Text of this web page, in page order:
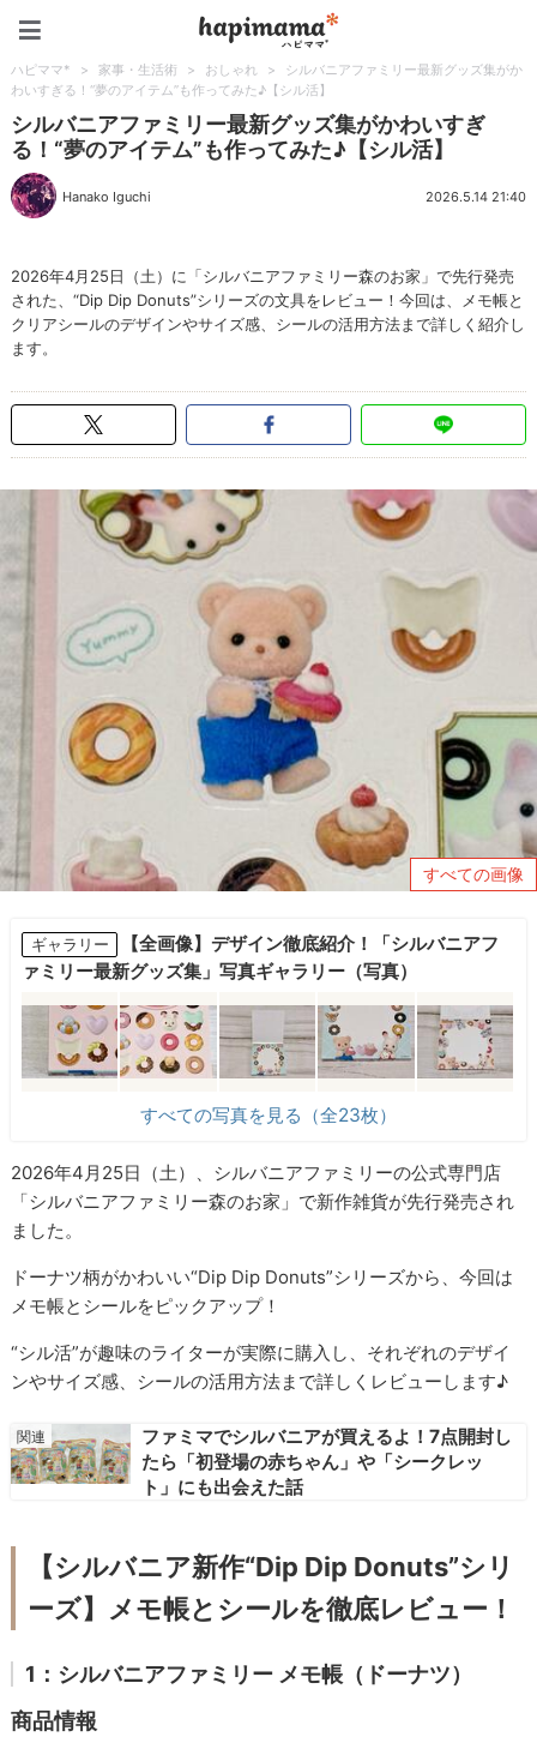
ハピママ* > 家事・生活術 > おしゃれ >
シルバニアファミリー最新グッズ集がか
わいすぎる！“夢のアイテム”も作ってみた♪【シル活】
シルバニアファミリー最新グッズ集がかわいすぎ
る！“夢のアイテム”も作ってみた♪【シル活】
Hanako Iguchi 2026.5.14 21:40
2026年4月25日（土）に「シルバニアファミリー森のお家」で先行発売
された、“Dip Dip Donuts”シリーズの文具をレビュー！今回は、メモ帳と
クリアシールのデザインやサイズ感、シールの活用方法まで詳しく紹介し
ます。
すべての画像
ギャラリー
【全画像】デザイン徹底紹介！「シルバニアフ
ァミリー最新グッズ集」写真ギャラリー（写真）
すべての写真を見る（全23枚）
2026年4月25日（土）、シルバニアファミリーの公式専門店
「シルバニアファミリー森のお家」で新作雑貨が先行発売され
ました。
ドーナツ柄がかわいい“Dip Dip Donuts”シリーズから、今回は
メモ帳とシールをピックアップ！
“シル活”が趣味のライターが実際に購入し、それぞれのデザイ
ンやサイズ感、シールの活用方法まで詳しくレビューします♪
ファミマでシルバニアが買えるよ！7点開封し
たら「初登場の赤ちゃん」や「シークレッ
ト」にも出会えた話
【シルバニア新作“Dip Dip Donuts”シリ
ーズ】メモ帳とシールを徹底レビュー！
1：シルバニアファミリー メモ帳（ドーナツ）
商品情報